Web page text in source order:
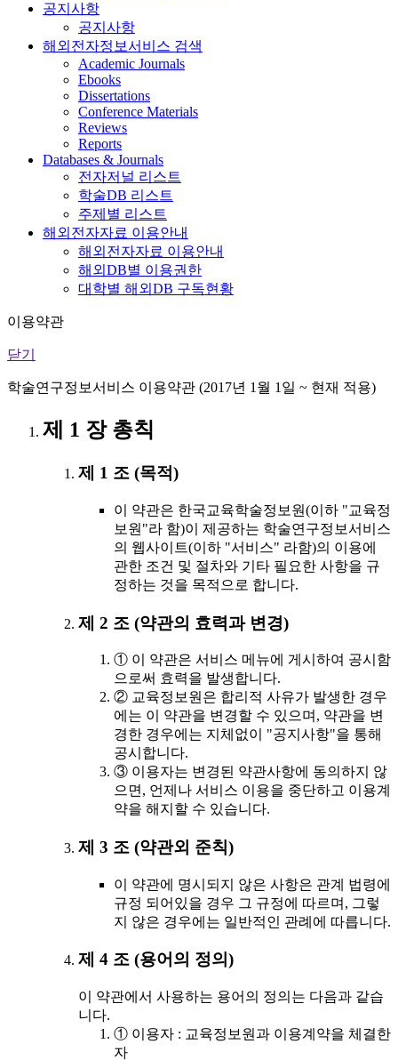
공지사항
공지사항
해외전자정보서비스 검색
Academic Journals
Ebooks
Dissertations
Conference Materials
Reviews
Reports
Databases & Journals
전자저널 리스트
학술DB 리스트
주제별 리스트
해외전자자료 이용안내
해외전자자료 이용안내
해외DB별 이용권한
대학별 해외DB 구독현황
이용약관
닫기
학술연구정보서비스 이용약관 (2017년 1월 1일 ~ 현재 적용)
제 1 장 총칙
제 1 조 (목적)
이 약관은 한국교육학술정보원(이하 "교육정
보원"라 함)이 제공하는 학술연구정보서비스
의 웹사이트(이하 "서비스" 라함)의 이용에
관한 조건 및 절차와 기타 필요한 사항을 규
정하는 것을 목적으로 합니다.
제 2 조 (약관의 효력과 변경)
① 이 약관은 서비스 메뉴에 게시하여 공시함
으로써 효력을 발생합니다.
② 교육정보원은 합리적 사유가 발생한 경우
에는 이 약관을 변경할 수 있으며, 약관을 변
경한 경우에는 지체없이 "공지사항"을 통해
공시합니다.
③ 이용자는 변경된 약관사항에 동의하지 않
으면, 언제나 서비스 이용을 중단하고 이용계
약을 해지할 수 있습니다.
제 3 조 (약관외 준칙)
이 약관에 명시되지 않은 사항은 관계 법령에
규정 되어있을 경우 그 규정에 따르며, 그렇
지 않은 경우에는 일반적인 관례에 따릅니다.
제 4 조 (용어의 정의)
이 약관에서 사용하는 용어의 정의는 다음과 같습
니다.
① 이용자 : 교육정보원과 이용계약을 체결한
자